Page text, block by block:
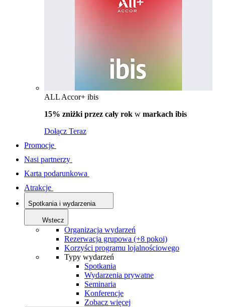
ALL Accor+ ibis
15% zniżki przez cały rok w markach ibis
Dołącz Teraz
Promocje
Nasi partnerzy
Karta podarunkowa
Atrakcje
Spotkania i wydarzenia
Wstecz
Organizacja wydarzeń
Rezerwacja grupowa (+8 pokoi)
Korzyści programu lojalnościowego
Typy wydarzeń
Spotkania
Wydarzenia prywatne
Seminaria
Konferencje
Zobacz więcej